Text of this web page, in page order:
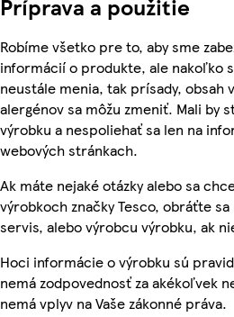
Príprava a použitie
Robíme všetko pre to, aby sme
informácií o produkte, ale nakoľko
neustále menia, tak prísady, obsah
alergénov sa môžu zmeniť. Mali by
výrobku a nespoliehať sa len na
webových stránkach.
Ak máte nejaké otázky alebo sa
výrobkoch značky Tesco, obráťte sa
servis, alebo výrobcu výrobku, ak
Hoci informácie o výrobku sú
nemá zodpovednosť za akékoľvek
nemá vplyv na Vaše zákonné práva.